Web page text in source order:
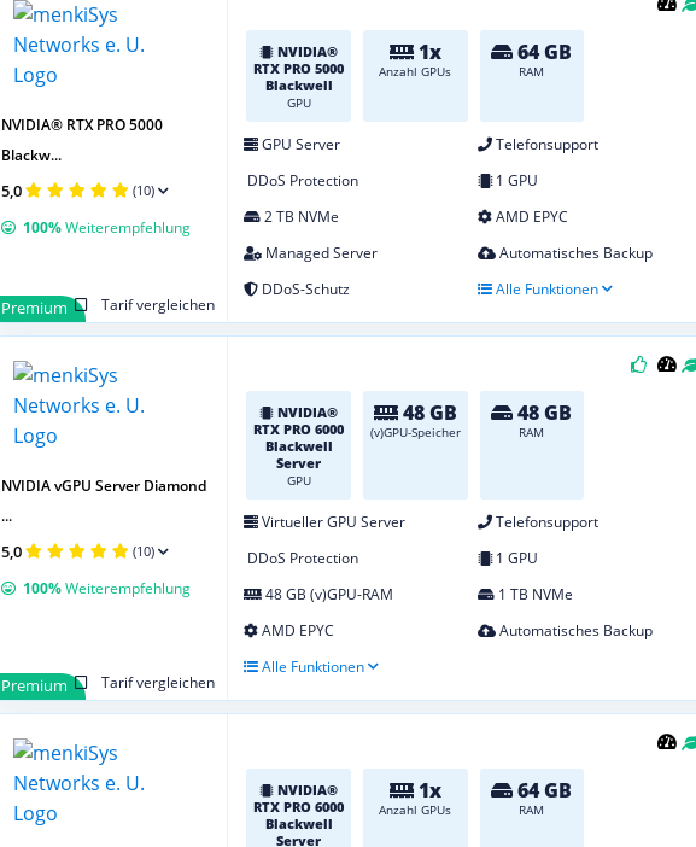
NVIDIA®
RTX PRO 5000
Blackwell
GPU
1x
Anzahl GPUs
64 GB
RAM
GPU Server
Telefonsupport
DDoS Protection
1 GPU
2 TB NVMe
AMD EPYC
Managed Server
Automatisches Backup
DDoS-Schutz
Alle Funktionen
Premium
Tarif vergleichen
NVIDIA® RTX PRO 5000
Blackw...
5,0 (10)
100%Weiterempfehlung
NVIDIA®
RTX PRO 6000
Blackwell
Server
GPU
48 GB
(v)GPU-Speicher
48 GB
RAM
Virtueller GPU Server
Telefonsupport
DDoS Protection
1 GPU
48 GB (v)GPU-RAM
1 TB NVMe
AMD EPYC
Automatisches Backup
Alle Funktionen
Premium
Tarif vergleichen
NVIDIA vGPU Server Diamond
...
5,0 (10)
100%Weiterempfehlung
NVIDIA®
RTX PRO 6000
Blackwell
Server
1x
Anzahl GPUs
64 GB
RAM